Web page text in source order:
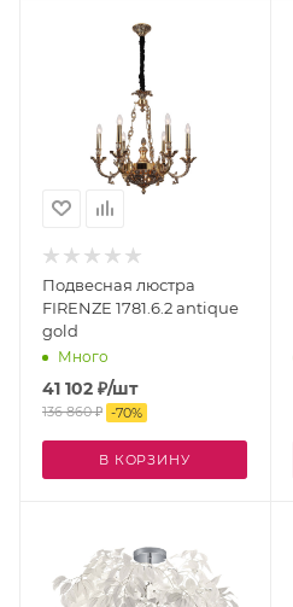
Подвесная люстра
FIRENZE 1781.6.2 antique
gold
Много
41 102 ₽/шт
136 860₽ -70%
В КОРЗИНУ